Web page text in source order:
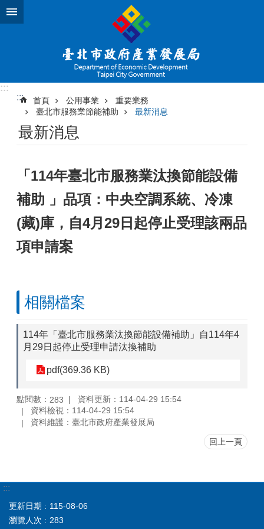
跳到主要內容區塊
:::
:::
首頁 公用事業
重要業務
臺北市服務業節能補助
最新消息
最新消息
「114年臺北市服務業汰換節能設備
補助 」品項：中央空調系統、冷凍
(藏)庫，自4月29日起停止受理該兩品
項申請案
相關檔案
114年「臺北市服務業汰換節能設備補助」自114年4
月29日起停止受理申請汰換補助
pdf(369.36 KB)
點閱數： 283
資料更新：114-04-29 15:54
資料檢視：114-04-29 15:54
資料維護：臺北市政府產業發展局
回上一頁
:::
更新日期
115-08-06
瀏覽人次
283